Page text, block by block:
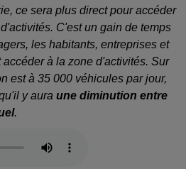
ce sera plus direct pour accéder
C'est un gain de temps
les habitants, entreprises et
à la zone d'activités. Sur
est à 35 000 véhicules par jour,
y aura une diminution entre
.